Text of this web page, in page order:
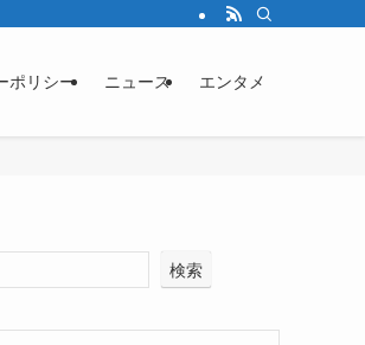
ポリシー ニュース エンタメ
検索